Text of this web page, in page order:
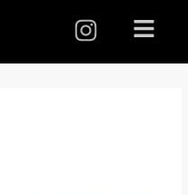
I
n
s
メ
ニ
ュ